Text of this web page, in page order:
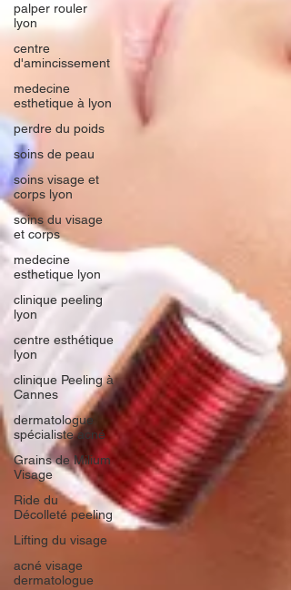
palper rouler
lyon
centre
d'amincissement
medecine
esthetique à lyon
perdre du poids
soins de peau
soins visage et
corps lyon
soins du visage
et corps
medecine
esthetique lyon
clinique peeling
lyon
centre esthétique
lyon
clinique Peeling à
Cannes
dermatologue
spécialiste acné
Grains de Milium
Visage
Ride du
Décolleté peeling
Lifting du visage
acné visage
dermatologue